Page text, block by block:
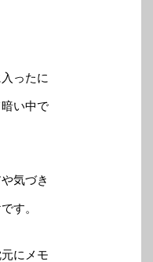
ったに
い中で
気づき
す。
にメモ